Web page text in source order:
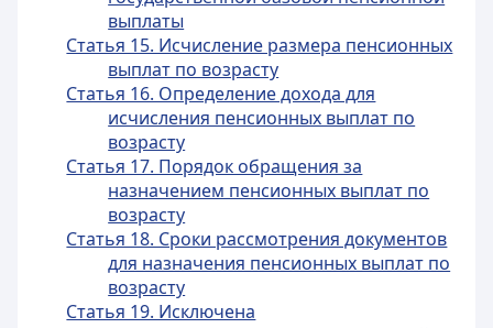
выплаты
Статья 15. Исчисление размера пенсионных
выплат по возрасту
Статья 16. Определение дохода для
исчисления пенсионных выплат по
возрасту
Статья 17. Порядок обращения за
назначением пенсионных выплат по
возрасту
Статья 18. Сроки рассмотрения документов
для назначения пенсионных выплат по
возрасту
Статья 19. Исключена